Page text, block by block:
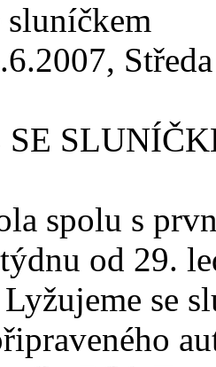
sluníčkem
SE
spolu s
od 29.
se